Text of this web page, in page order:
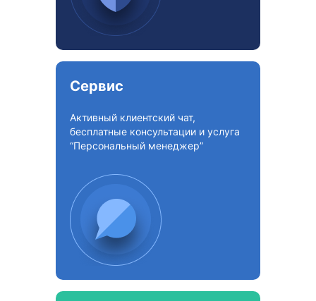
Сервис
Активный клиентский чат,
бесплатные консультации и услуга
“Персональный менеджер”